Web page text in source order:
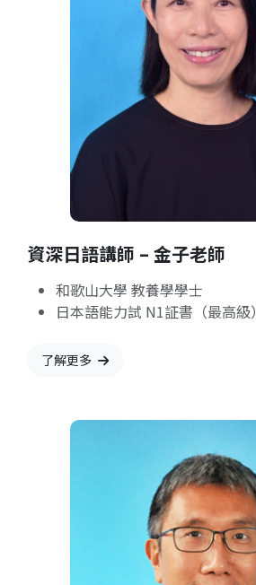
資深日語講師 – 金子老師
和歌山大學 教養學學士
日本語能力試 N1証書（最高級）
了解更多